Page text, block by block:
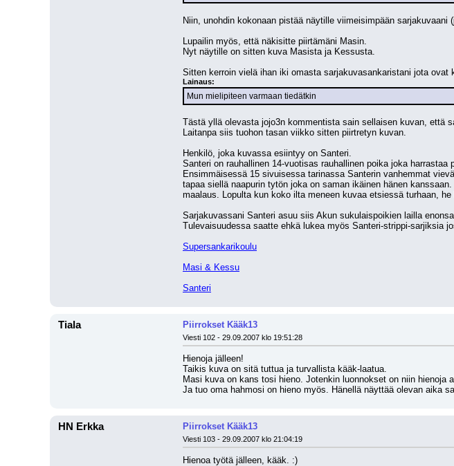
Niin, unohdin kokonaan pistää näytille viimeisimpään
Lupailin myös, että näkisitte piirtämäni Masin.
Nyt näytille on sitten kuva Masista ja Kessusta.
Sitten kerroin vielä ihan iki omasta sarjakuvasankaristani jota
Lainaus:
Mun mielipiteen varmaan tiedätkin
Tästä yllä olevasta jojo3n kommentista sain sellaisen kuvan, että
Laitanpa siis tuohon tasan viikko sitten piirtretyn kuvan.
Henkilö, joka kuvassa esiintyy on Santeri.
Santeri on rauhallinen 14-vuotisas rauhallinen poika joka harrastaa
Ensimmäisessä 15 sivuisessa tarinassa Santerin vanhemmat
tapaa siellä naapurin tytön joka on saman ikäinen hänen
maalaus. Lopulta kun koko ilta meneen kuvaa etsiessä turhaan,
Sarjakuvassani Santeri asuu siis Akun sukulaispoikien lailla
Tulevaisuudessa saatte ehkä lukea myös Santeri-strippi-sarjiksia
Supersankarikoulu
Masi & Kessu
Santeri
Tiala Piirrokset Kääk13
Viesti 102 - 29.09.2007 klo 19:51:28
Hienoja jälleen!
Taikis kuva on sitä tuttua ja turvallista kääk-laatua.
Masi kuva on kans tosi hieno. Jotenkin luonnokset on niin hienoja
Ja tuo oma hahmosi on hieno myös. Hänellä näyttää olevan aika
HN Erkka Piirrokset Kääk13
Viesti 103 - 29.09.2007 klo 21:04:19
Hienoa työtä jälleen, kääk. :)